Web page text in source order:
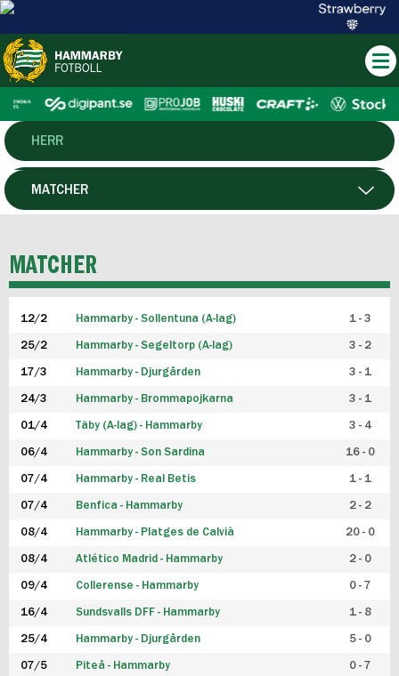
HERR
DAM
P19
F19
FUTSAL HERR
FUTSAL DAM
MATCHER
MATCHER
12/2 Hammarby - Sollentuna (A-lag) 1 - 3
25/2 Hammarby - Segeltorp (A-lag) 3 - 2
17/3 Hammarby - Djurgården 3 - 1
24/3 Hammarby - Brommapojkarna 3 - 1
01/4 Täby (A-lag) - Hammarby 3 - 4
06/4 Hammarby - Son Sardina 16 - 0
07/4 Hammarby - Real Betis 1 - 1
07/4 Benfica - Hammarby 2 - 2
08/4 Hammarby - Platges de Calvià 20 - 0
08/4 Atlético Madrid - Hammarby 2 - 0
09/4 Collerense - Hammarby 0 - 7
16/4 Sundsvalls DFF - Hammarby 1 - 8
25/4 Hammarby - Djurgården 5 - 0
07/5 Piteå - Hammarby 0 - 7